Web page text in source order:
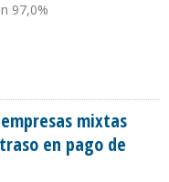
97,0%
mixtas
en pago de